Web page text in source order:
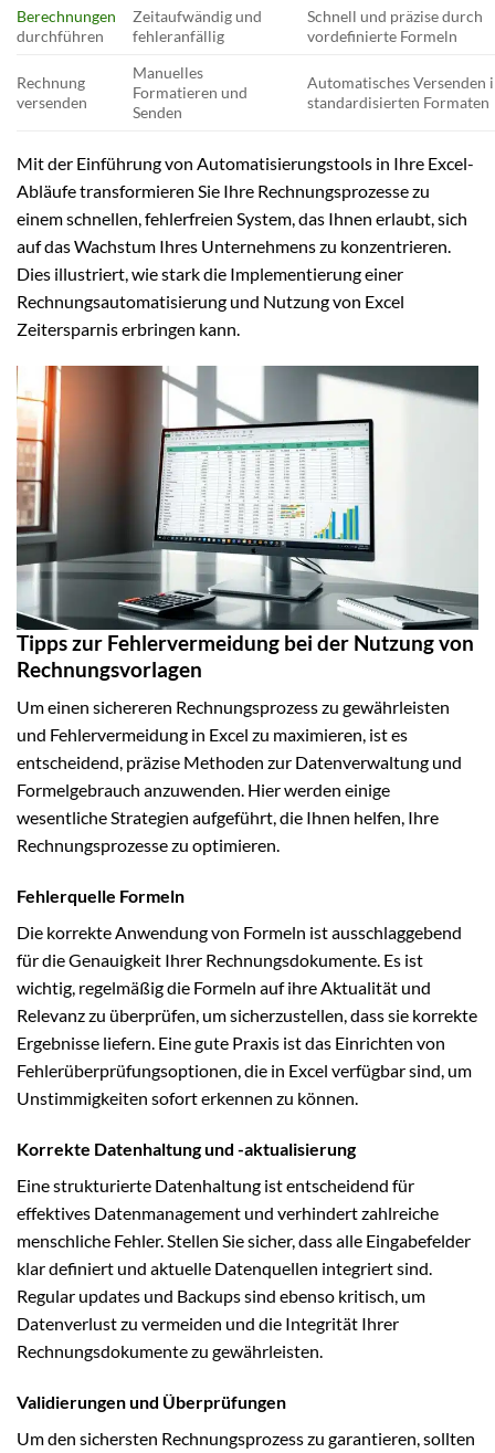
Berechnungen
durchführen
Zeitaufwändig und
fehleranfällig
Schnell und präzise durch
vordefinierte Formeln
Rechnung
versenden
Manuelles
Formatieren und
Senden
Automatisches Versenden
standardisierten Formaten
Mit der Einführung von Automatisierungstools in Ihre Excel-
Abläufe transformieren Sie Ihre Rechnungsprozesse zu
einem schnellen, fehlerfreien System, das Ihnen erlaubt, sich
auf das Wachstum Ihres Unternehmens zu konzentrieren.
Dies illustriert, wie stark die Implementierung einer
Rechnungsautomatisierung und Nutzung von Excel
Zeitersparnis erbringen kann.
Tipps zur Fehlervermeidung bei der Nutzung von
Rechnungsvorlagen
Um einen sichereren Rechnungsprozess zu gewährleisten
und Fehlervermeidung in Excel zu maximieren, ist es
entscheidend, präzise Methoden zur Datenverwaltung und
Formelgebrauch anzuwenden. Hier werden einige
wesentliche Strategien aufgeführt, die Ihnen helfen, Ihre
Rechnungsprozesse zu optimieren.
Fehlerquelle Formeln
Die korrekte Anwendung von Formeln ist ausschlaggebend
für die Genauigkeit Ihrer Rechnungsdokumente. Es ist
wichtig, regelmäßig die Formeln auf ihre Aktualität und
Relevanz zu überprüfen, um sicherzustellen, dass sie korrekte
Ergebnisse liefern. Eine gute Praxis ist das Einrichten von
Fehlerüberprüfungsoptionen, die in Excel verfügbar sind, um
Unstimmigkeiten sofort erkennen zu können.
Korrekte Datenhaltung und -aktualisierung
Eine strukturierte Datenhaltung ist entscheidend für
effektives Datenmanagement und verhindert zahlreiche
menschliche Fehler. Stellen Sie sicher, dass alle Eingabefelder
klar definiert und aktuelle Datenquellen integriert sind.
Regular updates und Backups sind ebenso kritisch, um
Datenverlust zu vermeiden und die Integrität Ihrer
Rechnungsdokumente zu gewährleisten.
Validierungen und Überprüfungen
Um den sichersten Rechnungsprozess zu garantieren, sollten